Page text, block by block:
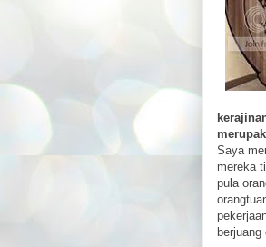
Saya
mereka
pula
berjuang